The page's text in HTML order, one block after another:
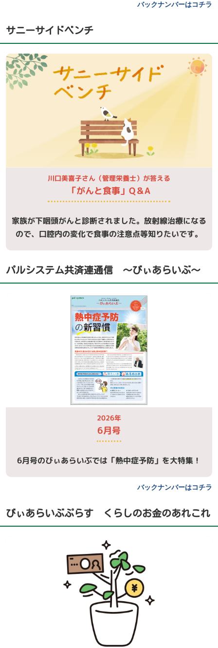
バックナンバーはコチラ
サニーサイドベンチ
川口美喜子さん（管理栄養士）が答える
「がんと食事」Q＆A
家族が下咽頭がんと診断されました。放射線治療になる
ので、口腔内の変化で食事の注意点等知りたいです。
パルシステム共済連通信 〜びぃあらいぶ〜
2026年
6月号
6月号のびぃあらいぶでは「熱中症予防」を大特集！
バックナンバーはコチラ
びぃあらいぶぷらす くらしのお金のあれこれ